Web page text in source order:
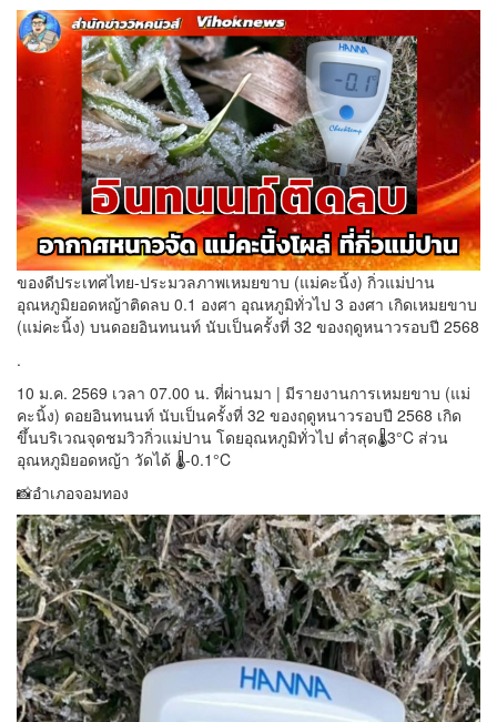
ของดีประเทศไทย-ประมวลภาพเหมยขาบ (แม่คะนิ้ง) กิ่วแม่ปาน
อุณหภูมิยอดหญ้าติดลบ 0.1 องศา อุณหภูมิทั่วไป 3 องศา เกิดเหมยขาบ
(แม่คะนิ้ง) บนดอยอินทนนท์ นับเป็นครั้งที่ 32 ของฤดูหนาวรอบปี 2568
.
10 ม.ค. 2569 เวลา 07.00 น. ที่ผ่านมา | มีรายงานการเหมยขาบ (แม่
คะนิ้ง) ดอยอินทนนท์ นับเป็นครั้งที่ 32 ของฤดูหนาวรอบปี 2568 เกิด
ขึ้นบริเวณจุดชมวิวกิ่วแม่ปาน โดยอุณหภูมิทั่วไป ต่ำสุด🌡️3°C ส่วน
อุณหภูมิยอดหญ้า วัดได้ 🌡️-0.1°C
📸อำเภอจอมทอง